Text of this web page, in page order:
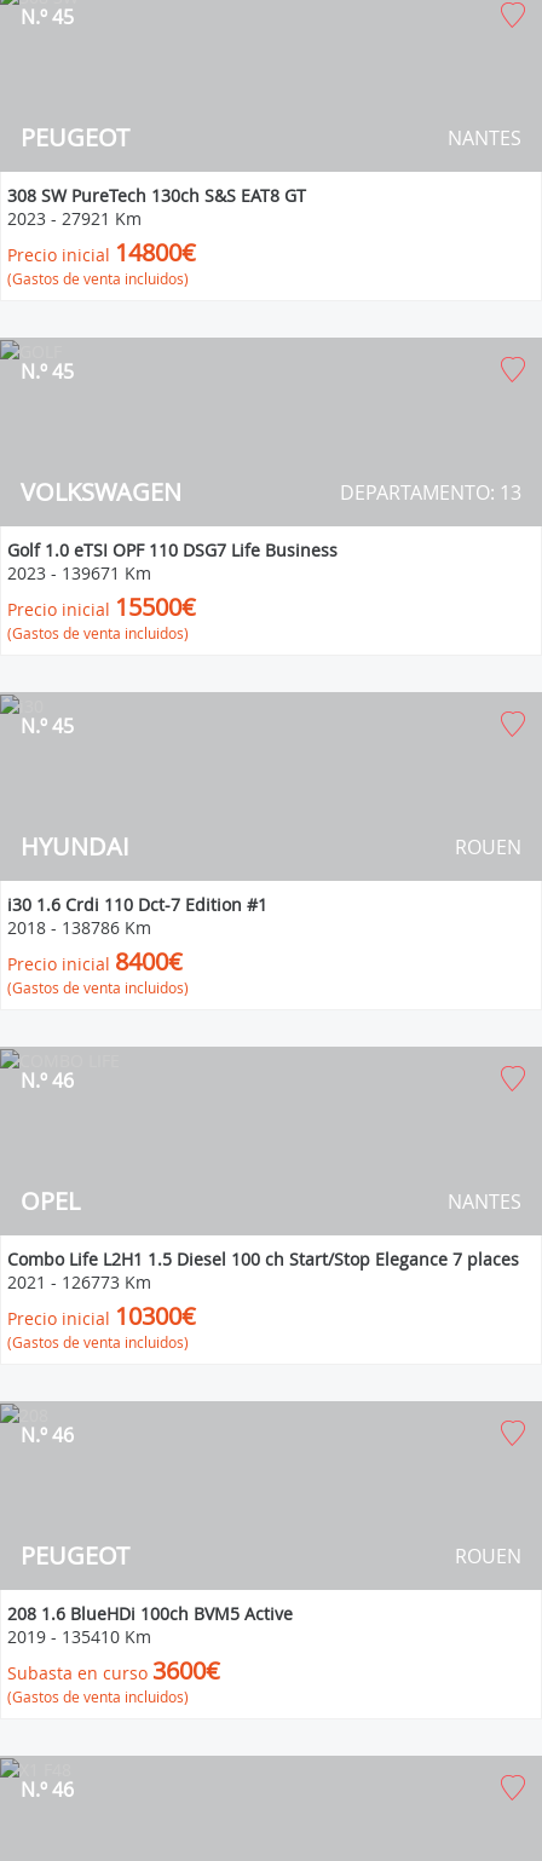
PEUGEOT
N.º 45
NANTES
308 SW PureTech 130ch S&S EAT8 GT
2023 - 27921 Km
Precio inicial 14800€
(Gastos de venta incluidos)
VOLKSWAGEN
N.º 45
DEPARTAMENTO: 13
Golf 1.0 eTSI OPF 110 DSG7 Life Business
2023 - 139671 Km
Precio inicial 15500€
(Gastos de venta incluidos)
HYUNDAI
N.º 45
ROUEN
i30 1.6 Crdi 110 Dct-7 Edition #1
2018 - 138786 Km
Precio inicial 8400€
(Gastos de venta incluidos)
OPEL
N.º 46
NANTES
Combo Life L2H1 1.5 Diesel 100 ch Start/Stop Elegance 7 places
2021 - 126773 Km
Precio inicial 10300€
(Gastos de venta incluidos)
PEUGEOT
N.º 46
ROUEN
208 1.6 BlueHDi 100ch BVM5 Active
2019 - 135410 Km
Subasta en curso 3600€
(Gastos de venta incluidos)
N.º 46